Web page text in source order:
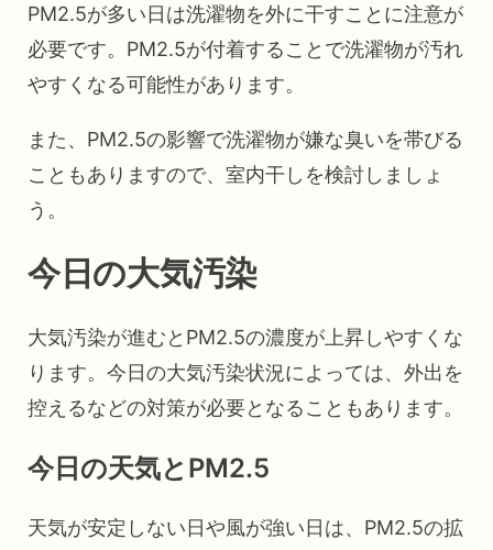
PM2.5が多い日は洗濯物を外に干すことに注意が
必要です。PM2.5が付着することで洗濯物が汚れ
やすくなる可能性があります。
また、PM2.5の影響で洗濯物が嫌な臭いを帯びる
こともありますので、室内干しを検討しましょ
う。
今日の大気汚染
大気汚染が進むとPM2.5の濃度が上昇しやすくな
ります。今日の大気汚染状況によっては、外出を
控えるなどの対策が必要となることもあります。
今日の天気とPM2.5
天気が安定しない日や風が強い日は、PM2.5の拡